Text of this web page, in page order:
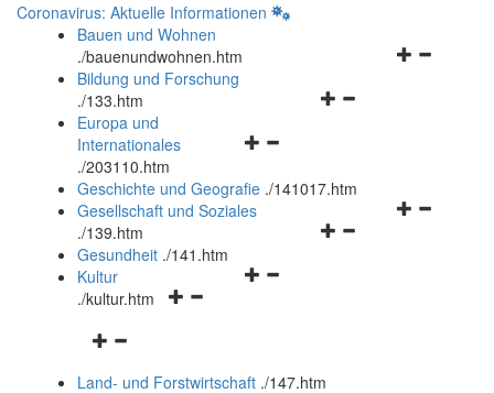
Coronavirus: Aktuelle Informationen
Bauen und Wohnen
./bauenundwohnen.htm
Navigationsmenü
Bildung und Forschung
./133.htm
Navigationsmenü
und
schließen
Europa und
Internationales
./203110.htm
Geschichte und Geografie ./141017.htm
Navigationsmenü
Gesellschaft und Soziales
./139.htm
Navigationsmenü
Gesundheit ./141.htm
Navigationsmenü
Kultur
./kultur.htm
Navigationsmenü
und
Land- und Forstwirtschaft ./147.htm